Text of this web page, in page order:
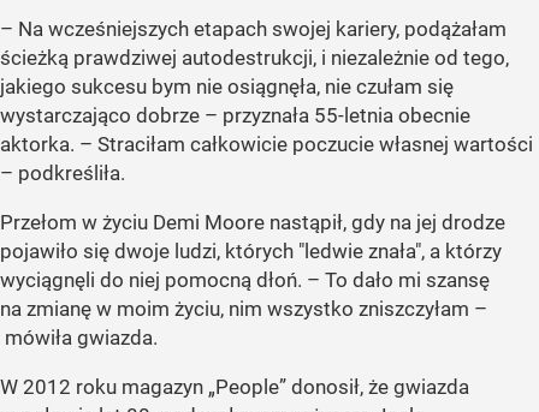
– Na wcześniejszych etapach swojej kariery, podążałam
ścieżką prawdziwej autodestrukcji, i niezależnie od tego,
jakiego sukcesu bym nie osiągnęła, nie czułam się
wystarczająco dobrze – przyznała 55-letnia obecnie
aktorka. – Straciłam całkowicie poczucie własnej wartości
– podkreśliła.
Przełom w życiu Demi Moore nastąpił, gdy na jej drodze
pojawiło się dwoje ludzi, których "ledwie znała", a którzy
wyciągnęli do niej pomocną dłoń. – To dało mi szansę
na zmianę w moim życiu, nim wszystko zniszczyłam –
mówiła gwiazda.
W 2012 roku magazyn „People” donosił, że gwiazda